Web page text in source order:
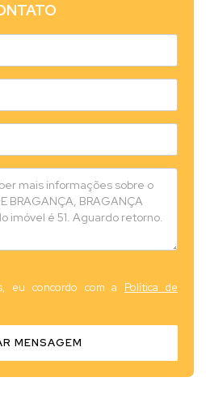
eu concordo com a Política de
MENSAGEM